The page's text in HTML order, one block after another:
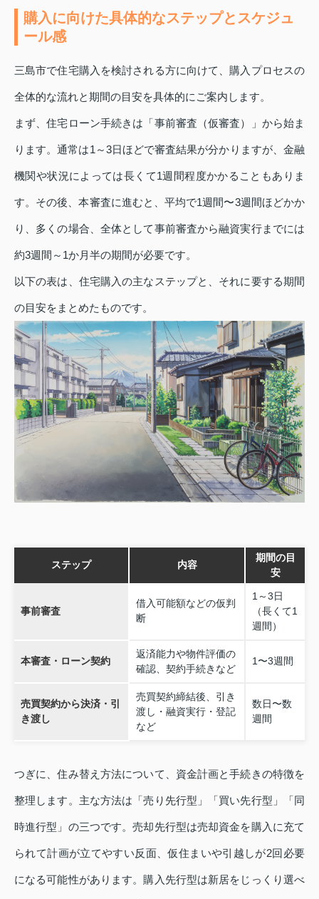
購入に向けた具体的なステップとスケジュ
ール感
三島市で住宅購入を検討される方に向けて、購入プロセスの
全体的な流れと期間の目安を具体的にご案内します。
まず、住宅ローン手続きは「事前審査（仮審査）」から始ま
ります。通常は1～3日ほどで審査結果が分かりますが、金融
機関や状況によっては長くて1週間程度かかることもありま
す。その後、本審査に進むと、平均で1週間〜3週間ほどかか
り、多くの場合、全体として事前審査から融資実行までには
約3週間～1か月半の期間が必要です。
以下の表は、住宅購入の主なステップと、それに要する期間
の目安をまとめたものです。
ステップ 内容
期間の目
安
事前審査
借入可能額などの仮判
断
1～3日
（長くて1
週間）
本審査・ローン契約
返済能力や物件評価の
確認、契約手続きなど
1〜3週間
売買契約から決済・引
き渡し
売買契約締結後、引き
渡し・融資実行・登記
など
数日〜数
週間
つぎに、住み替え方法について、資金計画と手続きの特徴を
整理します。主な方法は「売り先行型」「買い先行型」「同
時進行型」の三つです。売却先行型は売却資金を購入に充て
られて計画が立てやすい反面、仮住まいや引越しが2回必要
になる可能性があります。購入先行型は新居をじっくり選べ